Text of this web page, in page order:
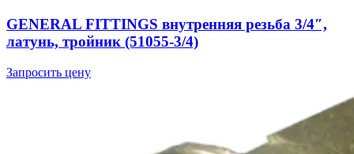
GENERAL FITTINGS внутренняя резьба 3/4″,
латунь, тройник (51055-3/4)
Запросить цену